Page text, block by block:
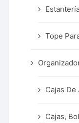
Tope
Cajas
Cajas,